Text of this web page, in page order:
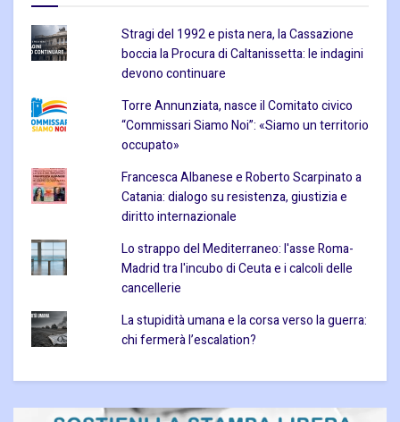
Stragi del 1992 e pista nera, la Cassazione
boccia la Procura di Caltanissetta: le indagini
devono continuare
Torre Annunziata, nasce il Comitato civico
“Commissari Siamo Noi”: «Siamo un territorio
occupato»
Francesca Albanese e Roberto Scarpinato a
Catania: dialogo su resistenza, giustizia e
diritto internazionale
Lo strappo del Mediterraneo: l'asse Roma-
Madrid tra l'incubo di Ceuta e i calcoli delle
cancellerie
La stupidità umana e la corsa verso la guerra:
chi fermerà l’escalation?